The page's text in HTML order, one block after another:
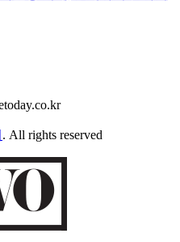
. All rights reserved